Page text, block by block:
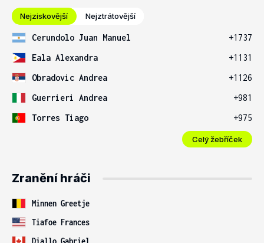
Nejziskovější Nejztrátovější
Cerundolo Juan Manuel
+1737
Eala Alexandra
+1131
Obradovic Andrea
+1126
Guerrieri Andrea
+981
Torres Tiago
+975
Celý žebříček
Zranění hráči
Minnen Greetje
Tiafoe Frances
Diallo Gabriel